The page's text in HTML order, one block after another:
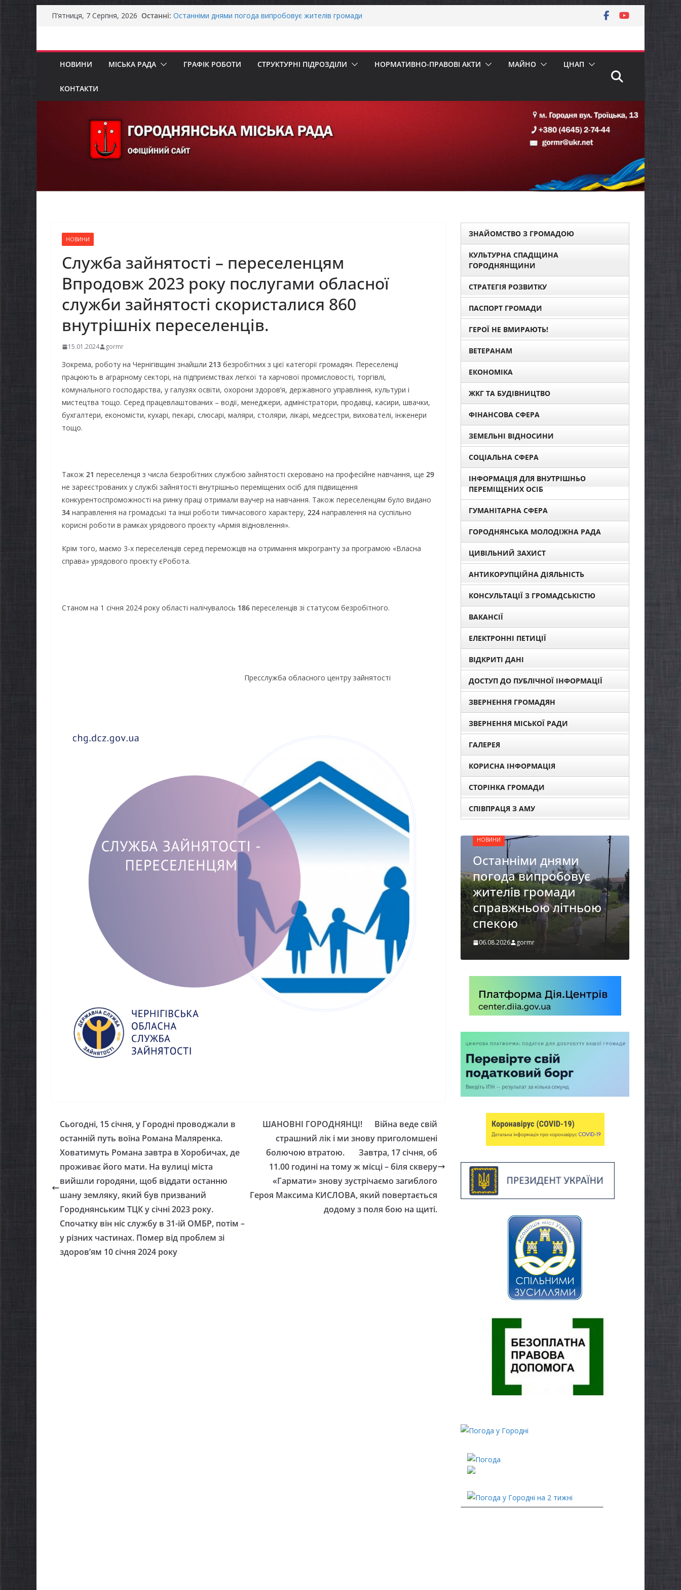
Перейти
П’ятниця, 7 Серпня, 2026 Останні: Останніми днями погода випробовує жителів громади
До уваги представників бізнесу!
НОВИНИ МІСЬКА РАДА ГРАФІК РОБОТИ СТРУКТУРНІ ПІДРОЗДІЛИ НОРМАТИВНО-ПРАВОВІ АКТИ МАЙНО ЦНАП
КОНТАКТИ
НОВИНИ
Служба зайнятості – переселенцям
Впродовж 2023 року послугами обласної
служби зайнятості скористалися 860
внутрішніх переселенців.
15.01.2024 gormr
Зокрема, роботу на Чернігівщині знайшли 213 безробітних з цієї категорії громадян. Переселенці
працюють в аграрному секторі, на підприємствах легкої та харчової промисловості, торгівлі,
комунального господарства, у галузях освіти, охорони здоров’я, державного управління, культури і
мистецтва тощо. Серед працевлаштованих – водії, менеджери, адміністратори, продавці, касири, швачки,
бухгалтери, економісти, кухарі, пекарі, слюсарі, маляри, столяри, лікарі, медсестри, вихователі, інженери
тощо.
Також 21 переселенця з числа безробітних службою зайнятості скеровано на професійне навчання, ще 29
не зареєстрованих у службі зайнятості внутрішньо переміщених осіб для підвищення
конкурентоспроможності на ринку праці отримали ваучер на навчання. Також переселенцям було видано
34 направлення на громадські та інші роботи тимчасового характеру, 224 направлення на суспільно
корисні роботи в рамках урядового проєкту «Армія відновлення».
Крім того, маємо 3-х переселенців серед переможців на отримання мікрогранту за програмою «Власна
справа» урядового проєкту єРобота.
Станом на 1 січня 2024 року області налічувалось 186 переселенців зі статусом безробітного.
Пресслужба обласного центру зайнятості
Сьогодні, 15 січня, у Городні проводжали в
останній путь воїна Романа Маляренка.
Ховатимуть Романа завтра в Хоробичах, де
проживає його мати. На вулиці міста
вийшли городяни, щоб віддати останню
шану земляку, який був призваний
Городнянським ТЦК у січні 2023 року.
Спочатку він ніс службу в 31-ій ОМБР, потім –
у різних частинах. Помер від проблем зі
здоров’ям 10 січня 2024 року
ШАНОВНІ ГОРОДНЯНЦІ! Війна веде свій
страшний лік і ми знову приголомшені
болючою втратою. Завтра, 17 січня, об
11.00 годині на тому ж місці – біля скверу
«Гармати» знову зустрічаємо загиблого
Героя Максима КИСЛОВА, який повертається
додому з поля бою на щиті.
ЗНАЙОМСТВО З ГРОМАДОЮ
КУЛЬТУРНА СПАДЩИНА
ГОРОДНЯНЩИНИ
СТРАТЕГІЯ РОЗВИТКУ
ПАСПОРТ ГРОМАДИ
ГЕРОЇ НЕ ВМИРАЮТЬ!
ВЕТЕРАНАМ
ЕКОНОМІКА
ЖКГ ТА БУДІВНИЦТВО
ФІНАНСОВА СФЕРА
ЗЕМЕЛЬНІ ВІДНОСИНИ
СОЦІАЛЬНА СФЕРА
ІНФОРМАЦІЯ ДЛЯ ВНУТРІШНЬО
ПЕРЕМІЩЕНИХ ОСІБ
ГУМАНІТАРНА СФЕРА
ГОРОДНЯНСЬКА МОЛОДІЖНА РАДА
ЦИВІЛЬНИЙ ЗАХИСТ
АНТИКОРУПЦІЙНА ДІЯЛЬНІСТЬ
КОНСУЛЬТАЦІЇ З ГРОМАДСЬКІСТЮ
ВАКАНСІЇ
ЕЛЕКТРОННІ ПЕТИЦІЇ
ВІДКРИТІ ДАНІ
ДОСТУП ДО ПУБЛІЧНОЇ ІНФОРМАЦІЇ
ЗВЕРНЕННЯ ГРОМАДЯН
ЗВЕРНЕННЯ МІСЬКОЇ РАДИ
ГАЛЕРЕЯ
КОРИСНА ІНФОРМАЦІЯ
СТОРІНКА ГРОМАДИ
СПІВПРАЦЯ З АМУ
Захищай небо
НОВИНИ
Батьки майбутніх
першокласників уже
можуть оформити
«Пакунок школяра»
погода випробовує
жителів громади
справжньою літньою
спекою
06.08.2026 gormr
Оголошення про
прийом документів для
присудження Премії
Кабінету Міністрів
України за вагомий
внесок у забезпечення
енергетичної стійкості
України
06.08.2026 gormr